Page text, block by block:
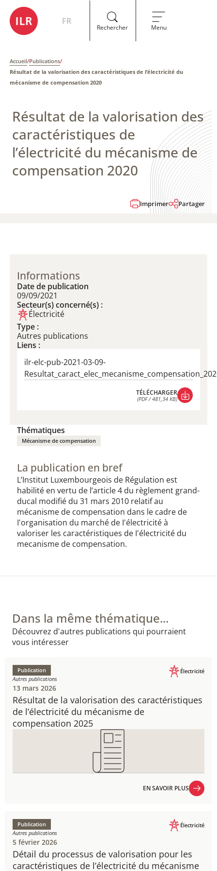
FR
Rechercher Menu
Accueil/Publications/
Résultat de la valorisation des caractéristiques de l’électricité du
mécanisme de compensation 2020
Résultat de la valorisation des
caractéristiques de
l’électricité du mécanisme de
compensation 2020
Imprimer Partager
Informations
Date de publication
09/09/2021
Secteur(s) concerné(s) :
Électricité
Type :
Autres publications
Liens :
ilr-elc-pub-2021-03-09-
TÉLÉCHARGER
(PDF / 481,34 KB)
Thématiques
Mécanisme de compensation
La publication en bref
L’Institut Luxembourgeois de Régulation est
habilité en vertu de l’article 4 du règlement grand-
ducal modifié du 31 mars 2010 relatif au
mécanisme de compensation dans le cadre de
I'organisation du marché de I'électricité à
valoriser les caractéristiques de I'électricité du
mecanisme de compensation.
Dans la même thématique...
Découvrez d'autres publications qui pourraient
vous intéresser
Résultat de la valorisation des caractéristiques
de l’électricité du mécanisme de
compensation 2025
Publication
Autres publications
Électricité
13 mars 2026
EN SAVOIR PLUS
Détail du processus de valorisation pour les
caractéristiques de l’électricité du mécanisme
Publication
Autres publications
Électricité
5 février 2026